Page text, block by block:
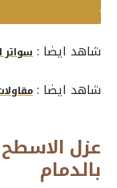
شاهد ايضا : سواتر
شاهد ايضا :
عزل
بالدمام